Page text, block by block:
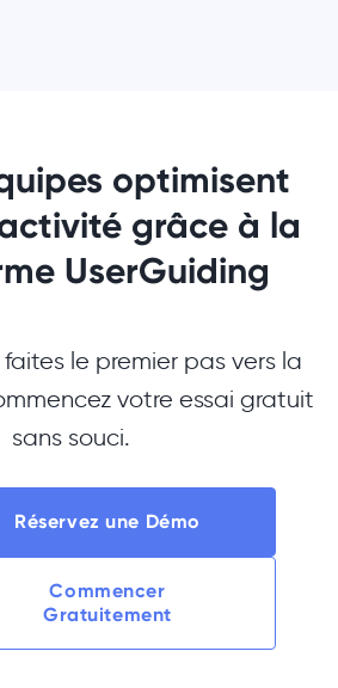
optimisent
grâce à la
UserGuiding
le premier pas vers la
votre essai gratuit
sans souci.
Réservez une Démo
Commencer
Gratuitement